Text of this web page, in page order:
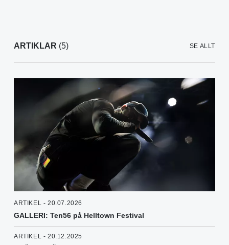
ARTIKLAR (5) SE ALLT
ARTIKEL - 20.07.2026
GALLERI: Ten56 på Helltown Festival
ARTIKEL - 20.12.2025